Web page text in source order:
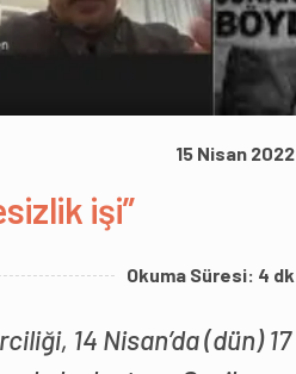
15 Nisan 2022
işi”
Okuma Süresi: 4 dk
14 Nisan’da (dün) 17